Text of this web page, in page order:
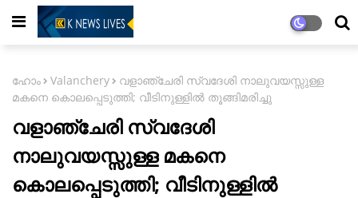
ഹോം Valanchery
വളാഞ്ചേരി സ്വദേശി നാലുവയസ്സുള്ള
മകനെ കൊലപ്പെടുത്തി; വീടിനുള്ളിൽ തൂങ്ങിമരിച്ചു
വളാഞ്ചേരി സ്വദേശി
നാലുവയസ്സുള്ള മകനെ
കൊലപ്പെടുത്തി; വീടിനുള്ളിൽ